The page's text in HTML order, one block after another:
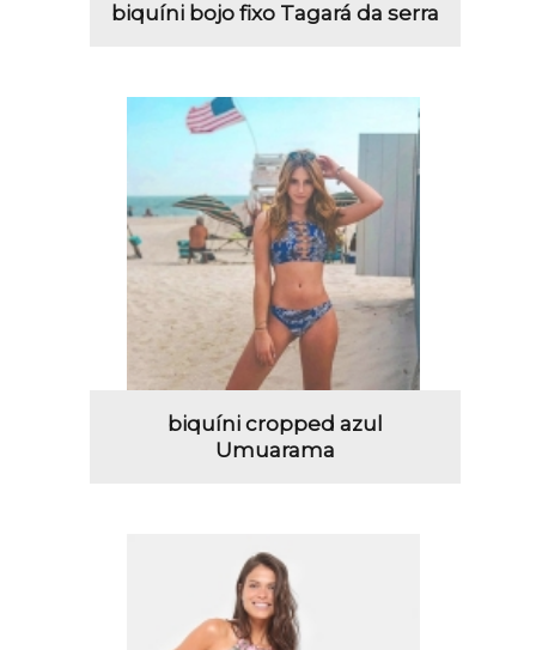
biquíni bojo fixo Tagará da serra
biquíni cropped azul
Umuarama